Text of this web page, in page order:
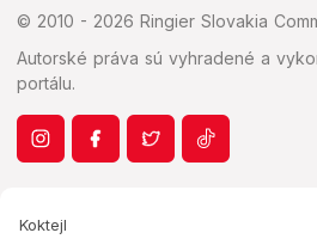
© 2010 - 2026 Ringier Slovakia
Autorské práva sú vyhradené a
portálu.
Koktejl